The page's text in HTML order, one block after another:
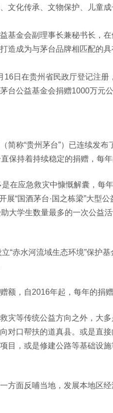
文化传承、文物保护、儿童
基金会副理事长兼秘书长，
造成为与茅台品牌相匹配的
日在贵州省民政厅登记注
台公益基金会捐赠1000万元公
称“贵州茅台”）已连续发布
保持着持续稳定的捐赠，每年
在应急救灾中慷慨解囊，每
“国酒茅台·国之栋梁”大型公
大学生数量最多的一次公益
“赤水河流域生态环境”保护
额，自2016年起，每年的捐赠
灾等传统公益方向之外，大
对口帮扶的道真县。或是直
目，或是修建公路等基础设
方面反哺当地，发展本地区